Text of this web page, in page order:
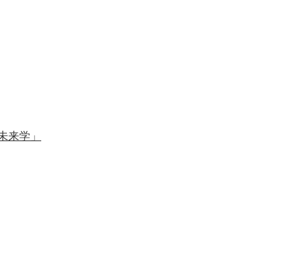
来学」